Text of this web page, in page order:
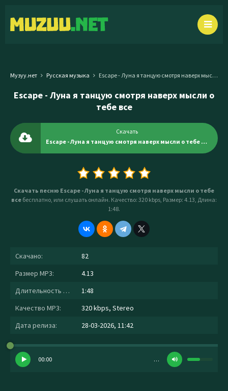
Музуу.нет Русская музыка Escape - Луна я танцую смотря наверх мысли о тебе все
Escape - Луна я танцую смотря наверх мысли о
тебе все
Скачать
Escape - Луна я танцую смотря наверх мысли о тебе все
Скачать песню Escape - Луна я танцую смотря наверх мысли о тебе
все бесплатно, или слушать онлайн. Качество: 320 kbps, Размер: 4.13, Длина:
1:48.
Скачано:
82
Размер MP3:
4.13
Длительность MP3:
1:48
Качество MP3:
320 kbps, Stereo
Дата релиза:
28-03-2026, 11:42
00:00 …